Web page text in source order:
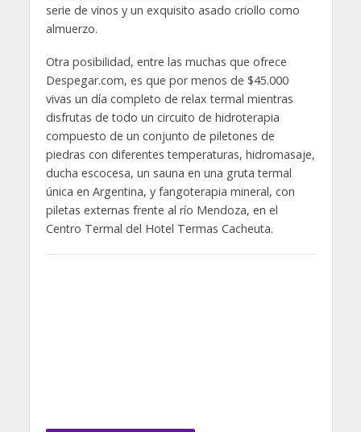
serie de vinos y un exquisito asado criollo como
almuerzo.
Otra posibilidad, entre las muchas que ofrece
Despegar.com, es que por menos de $45.000
vivas un día completo de relax termal mientras
disfrutas de todo un circuito de hidroterapia
compuesto de un conjunto de piletones de
piedras con diferentes temperaturas, hidromasaje,
ducha escocesa, un sauna en una gruta termal
única en Argentina, y fangoterapia mineral, con
piletas externas frente al río Mendoza, en el
Centro Termal del Hotel Termas Cacheuta.